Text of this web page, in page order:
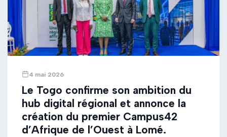
4 mai 2026
Le Togo confirme son ambition du
hub digital régional et annonce la
création du premier Campus42
d’Afrique de l’Ouest à Lomé.